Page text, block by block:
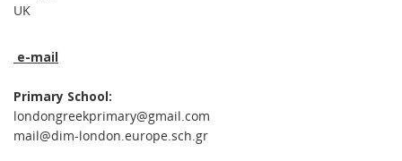
UK
e-mail
Primary School:
londongreekprimary@gmail.com
mail@dim-london.europe.sch.gr